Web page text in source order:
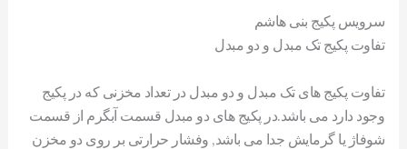
سرویس پکیج بنی هاشم
تفاوت پکیج تک مبدل و دو مبدل
تفاوت پکیج های تک مبدل و دو مبدل در تعداد مخزنی که در پکیج
وجود دارد می باشد.در پکیج های دو مبدل قسمت آبگرم از قسمت
شوفاژ یا گرمایش جدا می باشد, وفشار حرارتی بر روی دو مخزن